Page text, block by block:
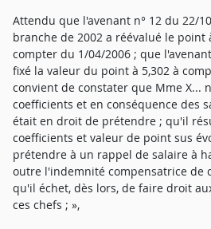
Attendu que l'avenant n° 12 du 22/
branche de 2002 a réévalué le point
compter du 1/04/2006 ; que
fixé la valeur du point à 5,302 à
convient de constater que Mme X...
coefficients et en conséquence des
était en droit de prétendre ; qu'il
coefficients et valeur de point sus
prétendre à un rappel de salaire à
outre l'indemnité compensatrice de
qu'il échet, dès lors, de faire droit
ces chefs ; »,